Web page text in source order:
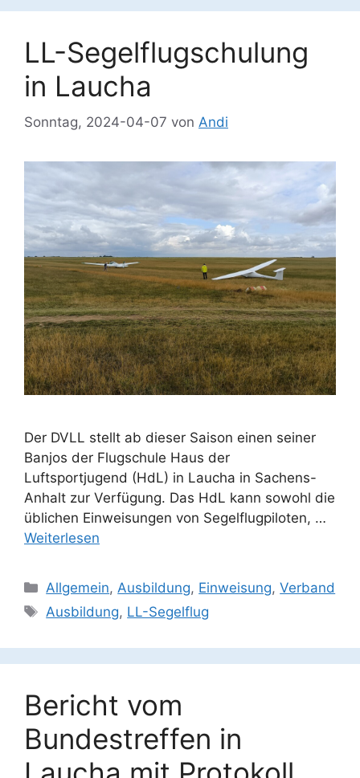
LL-Segelflugschulung
in Laucha
Sonntag, 2024-04-07 von Andi
Der DVLL stellt ab dieser Saison einen seiner
Banjos der Flugschule Haus der
Luftsportjugend (HdL) in Laucha in Sachens-
Anhalt zur Verfügung. Das HdL kann sowohl die
üblichen Einweisungen von Segelflugpiloten, …
Weiterlesen
Kategorien
Allgemein, Ausbildung, Einweisung,Verband
Schlagwörter
Ausbildung, LL-Segelflug
Bericht vom
Bundestreffen in